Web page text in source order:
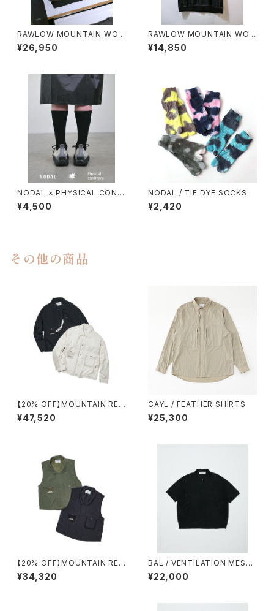
RAWLOW MOUNTAIN WOR
KS / HIKER BAKER PANTS
¥26,950
RAWLOW MOUNTAIN WOR
KS / DAD LITE CREW
¥14,850
NODAL × PHYSICAL CONT
MPRY.
¥4,500
NODAL / TIE DYE SOCKS
¥2,420
その他の商品
【20% OFF】MOUNTAIN RES
EARCH / TYPE Ⅱ
¥47,520
CAYL / FEATHER SHIRTS
¥25,300
【20% OFF】MOUNTAIN RES
EARCH / M69 VEST
¥34,320
BAL / VENTILATION MESH
KNIT ZIP POLO SS
¥22,000